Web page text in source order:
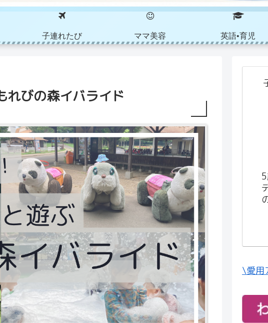
子連れたび ママ美容 英語•育児
れびの森イバライド
\愛用